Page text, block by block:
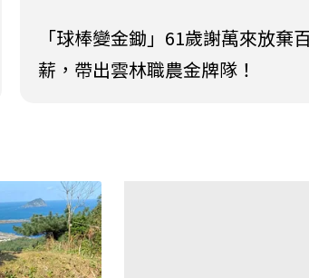
「球棒變金鋤」61歲謝萬來放棄
薪，帶出雲林職農金牌隊！